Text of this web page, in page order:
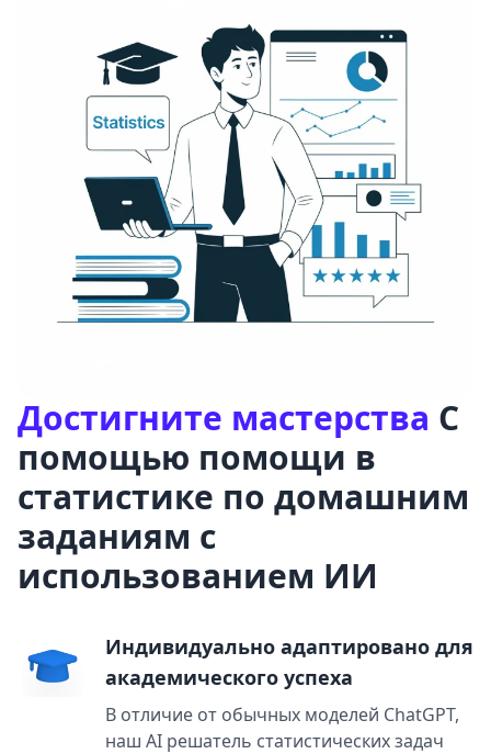
Достигните мастерства С
помощью помощи в
статистике по домашним
заданиям с
использованием ИИ
Индивидуально адаптировано для
академического успеха
В отличие от обычных моделей ChatGPT,
наш AI решатель статистических задач